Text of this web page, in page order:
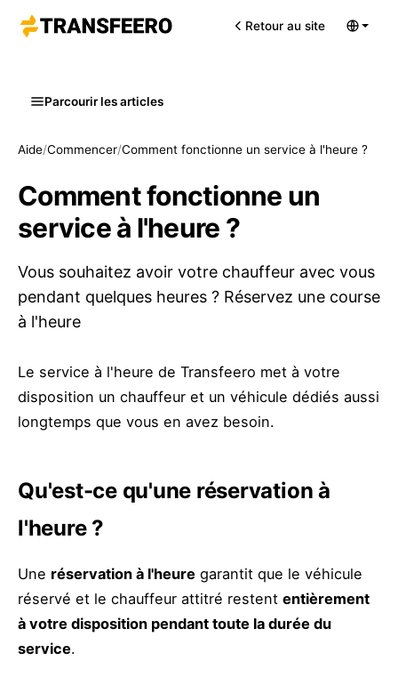
Retour au site
Parcourir les articles
Aide/Commencer/Comment fonctionne un service à l'heure ?
Comment fonctionne un
service à l'heure ?
Vous souhaitez avoir votre chauffeur avec vous
pendant quelques heures ? Réservez une course
à l'heure
Le service à l'heure de Transfeero met à votre
disposition un chauffeur et un véhicule dédiés aussi
longtemps que vous en avez besoin.
Qu'est-ce qu'une réservation à
l'heure ?
Une réservation à l'heure garantit que le véhicule
réservé et le chauffeur attitré restent entièrement
à votre disposition pendant toute la durée du
service.